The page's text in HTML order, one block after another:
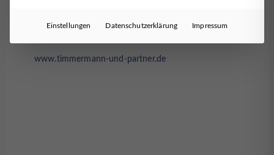
www.timmermann-und-partner.de
Einstellungen Datenschutzerklärung Impressum